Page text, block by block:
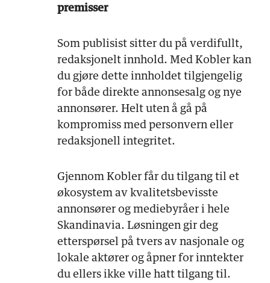
premisser
Som publisist sitter du på verdifullt,
redaksjonelt innhold. Med Kobler kan
du gjøre dette innholdet tilgjengelig
for både direkte annonsesalg og nye
annonsører. Helt uten å gå på
kompromiss med personvern eller
redaksjonell integritet.
Gjennom Kobler får du tilgang til et
økosystem av kvalitetsbevisste
annonsører og mediebyråer i hele
Skandinavia. Løsningen gir deg
etterspørsel på tvers av nasjonale og
lokale aktører og åpner for inntekter
du ellers ikke ville hatt tilgang til.